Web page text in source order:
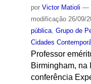
por Victor Matioli —
modificação26/09/
pública, Grupo de
Cidades
Professor
Birmingham, na
conferência